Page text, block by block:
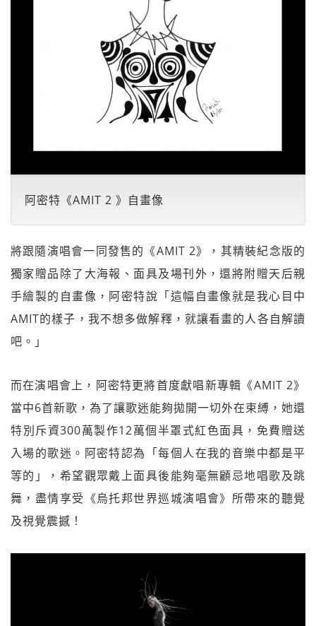
阿密特《AMIT 2 》自畫像
將跟隨演唱會一同發售的《AMIT 2》，其精裝紀念版的
獨家贈品除了大海報、面具及場刊外，還將附贈天后親
手繪製的自畫像，阿密特說「這幅自畫像就是我心目中
AMIT的樣子，我不想多做解釋，就讓看畫的人各自解讀
吧。」
而在演唱會上，阿密特更將首度獻唱新專輯《AMIT 2》
當中6首新歌，為了讓歌迷能夠拋開一切外在束縛，她還
特別斥資300萬製作12萬個半罩式紅色面具，免費贈送
入場的歌迷。阿密特認為「每個人在我的音樂中都是平
等的」，希望觀眾戴上面具後能夠毫無顧忌地唱歌及跳
舞，盡情享受《烏托邦世界巡城演唱會》所帶來的聽覺
及視覺震撼！